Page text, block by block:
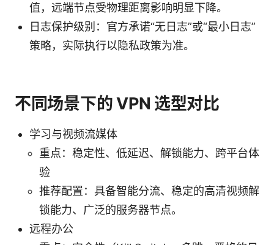
值，远端节点受物理距离影响明显下降。
日志保护级别：官方承诺“无日志”或“最小日志”
策略，实际执行以隐私政策为准。
不同场景下的 VPN 选型对比
学习与视频流媒体
重点：稳定性、低延迟、解锁能力、跨平台体
验
推荐配置：具备智能分流、稳定的高清视频解
锁能力、广泛的服务器节点。
远程办公